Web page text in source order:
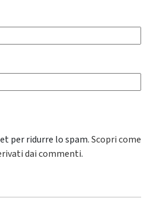
per ridurre lo spam.Scopri come
dai commenti.